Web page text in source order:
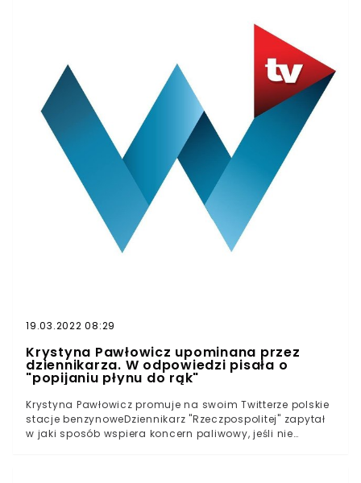
polityków Prawa i Sprawiedliwości, nie przepuściła m.in.
19.03.2022 08:29
Krystyna Pawłowicz upominana przez
dziennikarza. W odpowiedzi pisała o
"popijaniu płynu do rąk"
Krystyna Pawłowicz promuje na swoim Twitterze polskie
stacje benzynoweDziennikarz "Rzeczpospolitej" zapytał
w jaki sposób wspiera koncern paliwowy, jeśli nie